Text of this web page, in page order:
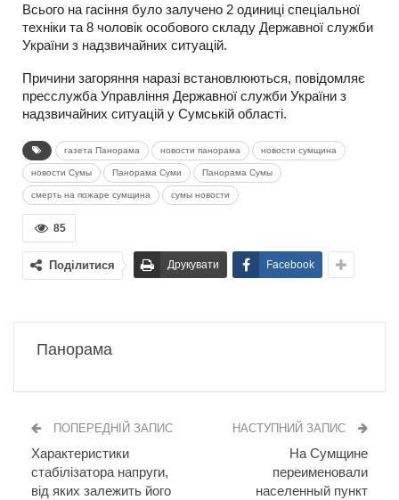
Всього на гасіння було залучено 2 одиниці спеціальної
техніки та 8 чоловік особового складу Державної служби
України з надзвичайних ситуацій.
Причини загоряння наразі встановлюються, повідомляє
пресслужба Управління Державної служби України з
надзвичайних ситуацій у Сумській області.
газета Панорама новости панорама новости сумщина
новости Сумы Панорама Суми Панорама Сумы
смерть на пожаре сумщина сумы новости
85
Поділитися Друкувати Facebook
Панорама
ПОПЕРЕДНІЙ ЗАПИС
Характеристики
стабілізатора напруги,
від яких залежить його
НАСТУПНИЙ ЗАПИС
На Сумщине
переименовали
населенный пункт